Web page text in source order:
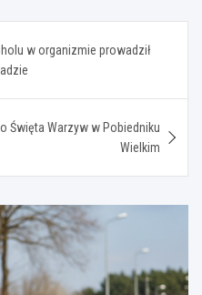
w organizmie prowadził
Święta Warzyw w Pobiedniku
Wielkim